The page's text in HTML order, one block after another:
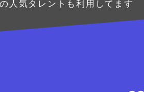
人気タレントも利用してます